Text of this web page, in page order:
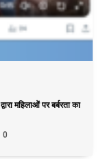
महिलाओं पर बर्बरता का
0